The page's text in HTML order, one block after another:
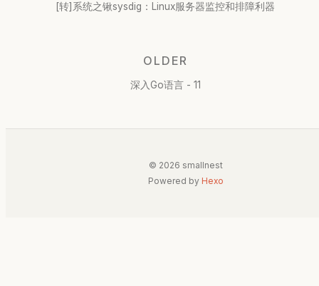
[转]系统之锹sysdig：Linux服务器监控和排障利器
OLDER
深入Go语言 - 11
© 2026 smallnest
Powered by Hexo